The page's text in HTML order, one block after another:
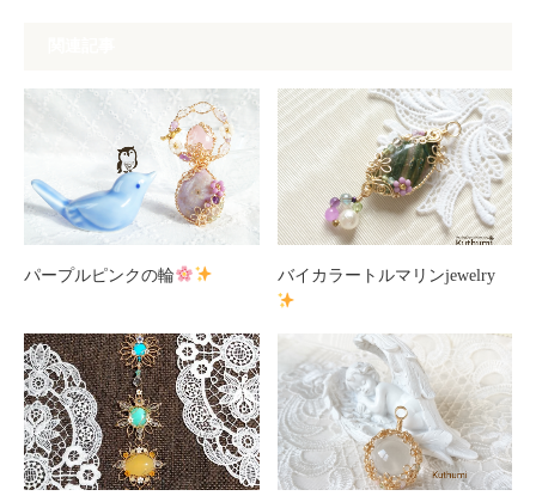
パープルピンクの輪 バイカラートルマリンjewelry